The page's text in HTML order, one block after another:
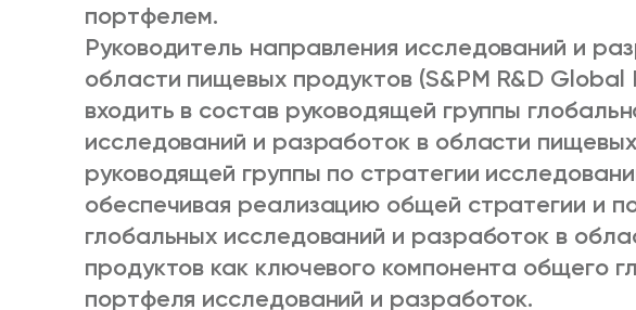
портфелем.
Руководитель направления исследований и
области пищевых продуктов (S&PM R&D Global
входить в состав руководящей группы
исследований и разработок в области
руководящей группы по стратегии
обеспечивая реализацию общей стратегии и
глобальных исследований и разработок в
продуктов как ключевого компонента общего
портфеля исследований и разработок.